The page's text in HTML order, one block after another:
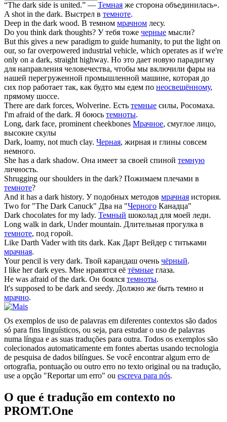
“The dark side is united.” — Темная же сторона объединилась».
A shot in the dark. Выстрел в темноте.
Deep in the dark wood. В темном мрачном лесу.
Do you think dark thoughts? У тебя тоже черные мысли?
But this gives a new paradigm to guide humanity, to put the light on
our, so far overpowered industrial vehicle, which operates as if we're
only on a dark, straight highway. Но это дает новую парадигму
для направления человечества, чтобы мы включили фары на
нашей перегруженной промышленной машине, которая до
сих пор работает так, как будто мы едем по неосвещённому,
прямому шоссе.
There are dark forces, Wolverine. Есть темные силы, Росомаха.
I'm afraid of the dark. Я боюсь темноты.
Long, dark face, prominent cheekbones Мрачное, смуглое лицо,
высокие скулы
Dark, loamy, not much clay. Черная, жирная и глины совсем
немного.
She has a dark shadow. Она имеет за своей спиной темную
личность.
Shrugging our shoulders in the dark? Пожимаем плечами в
темноте?
And it has a dark history. У подобных методов мрачная история.
Two for "The Dark Canuck" Два на "Черного Канадца"
Dark chocolates for my lady. Темный шоколад для моей леди.
Long walk in dark, Under mountain. Длительная прогулка в
темноте, под горой.
Like Darth Vader with tits dark. Как Дарт Вейдер с титьками
мрачная.
Your pencil is very dark. Твой карандаш очень чёрный.
I like herdark eyes. Мне нравятся её тёмные глаза.
He was afraid of the dark. Он боялся темноты.
It's supposed to be dark and seedy. Должно же быть темно и
мрачно.
Os exemplos de uso de palavras em diferentes contextos são dados
só para fins linguísticos, ou seja, para estudar o uso de palavras
numa língua e as suas traduções para outra. Todos os exemplos são
colecionados automaticamente em fontes abertas usando tecnologia
de pesquisa de dados bilíngues. Se você encontrar algum erro de
ortografia, pontuação ou outro erro no texto original ou na tradução,
use a opção "Reportar um erro" ou escreva para nós.
O que é tradução em contexto no
PROMT.One